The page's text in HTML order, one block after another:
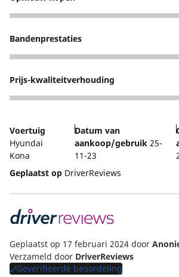
5
Bandenprestaties
5
Prijs-kwaliteitverhouding
5
Voertuig
Hyundai
Kona
Datum van
aankoop/gebruik25-
11-23
Geplaatst op DriverReviews
Geplaatst op 17 februari 2024 door
Verzameld door DriverReviews
Geverifieerde beoordeling